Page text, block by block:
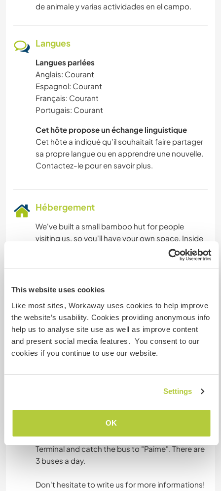
This website uses cookies
Like most sites, Workaway uses cookies to help improve
the website’s usability. Cookies providing anonymous info
help us to analyse site use as well as improve content
and present social media features. You consent to our
cookies if you continue to use our website.
Settings
OK
de animale y varias actividades en el campo.
Langues
Langues parlées
Anglais: Courant
Espagnol: Courant
Français: Courant
Portugais: Courant
Cet hôte propose un échange linguistique
Cet hôte a indiqué qu’il souhaitait faire partager
sa propre langue ou en apprendre une nouvelle.
Contactez-le pour en savoir plus.
Hébergement
We've built a small bamboo hut for people
visiting us, so you'll have your own space. Inside
bambú para las personas que nos visitan, así
que tendrás tu propio espacio. Dentro hay una
cama doble.
During your free time, you can visit rivers,
the biodiversity of the region.
To get there from Bogotá, go to the Salitre
Terminal and catch the bus to "Paime". There are
3 buses a day.
Don't hesitate to write us for more informations!